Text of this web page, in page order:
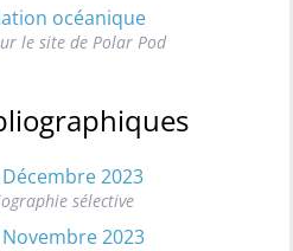
océanique
le site de Polar Pod
2023
sélective
2023